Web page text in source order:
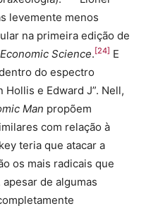
levemente menos
na primeira edição de
Science. [24] E
do espectro
e Edward J”. Nell,
Man propõem
com relação à
teria que atacar a
os mais radicais que
de algumas